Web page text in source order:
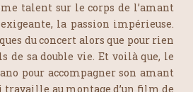
talent sur le corps de l’amant
la passion impérieuse.
du concert alors que pour rien
de sa double vie. Et voilà que, le
pour accompagner son amant
au montage d’un film de